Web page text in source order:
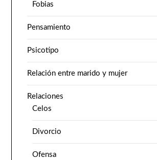
Fobias
Pensamiento
Psicotipo
Relación entre marido y mujer
Relaciones
Celos
Divorcio
Ofensa